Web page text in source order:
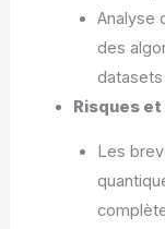
Analyse
des
Risques
Les